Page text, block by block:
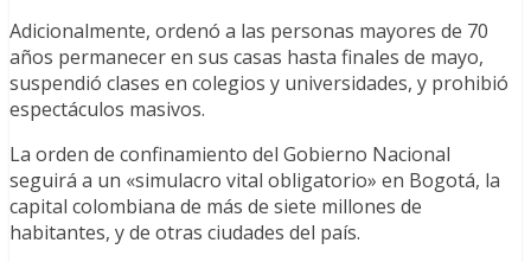
Adicionalmente, ordenó a las personas mayores de 70
años permanecer en sus casas hasta finales de mayo,
suspendió clases en colegios y universidades, y prohibió
espectáculos masivos.
La orden de confinamiento del Gobierno Nacional
seguirá a un «simulacro vital obligatorio» en Bogotá, la
capital colombiana de más de siete millones de
habitantes, y de otras ciudades del país.